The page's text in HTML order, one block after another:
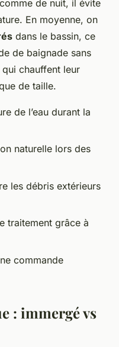
de nuit, il évite
En moyenne, on
dans le bassin, ce
de baignade sans
chauffent leur
de taille.
de l’eau durant la
naturelle lors des
les débris extérieurs
traitement grâce à
commande
: immergé vs